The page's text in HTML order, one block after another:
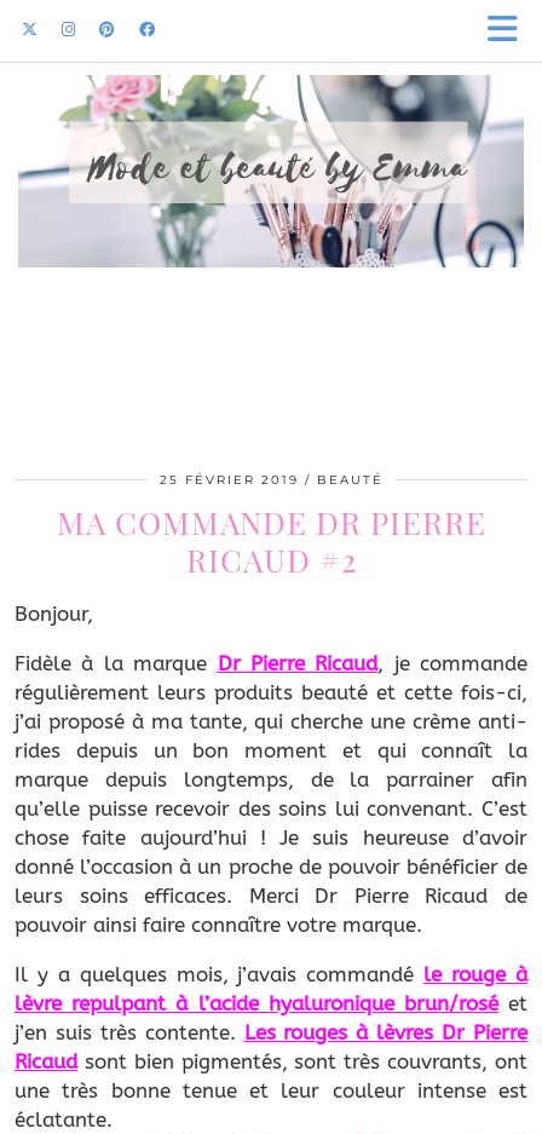
25 FÉVRIER 2019 BEAUTÉ
MA COMMANDE DR PIERRE
RICAUD #2
Bonjour,
Fidèle à la marque Dr Pierre Ricaud, je commande
régulièrement leurs produits beauté et cette fois-ci,
j’ai proposé à ma tante, qui cherche une crème anti-
rides depuis un bon moment et qui connaît la
marque depuis longtemps, de la parrainer afin
qu’elle puisse recevoir des soins lui convenant. C’est
chose faite aujourd’hui ! Je suis heureuse d’avoir
donné l’occasion à un proche de pouvoir bénéficier de
leurs soins efficaces. Merci Dr Pierre Ricaud de
pouvoir ainsi faire connaître votre marque.
Il y a quelques mois, j’avais commandé le rouge à
lèvre repulpant à l’acide hyaluronique brun/roséet
j’en suis très contente. Les rouges à lèvres Dr Pierre
Ricaudsont bien pigmentés, sont très couvrants, ont
une très bonne tenue et leur couleur intense est
éclatante.